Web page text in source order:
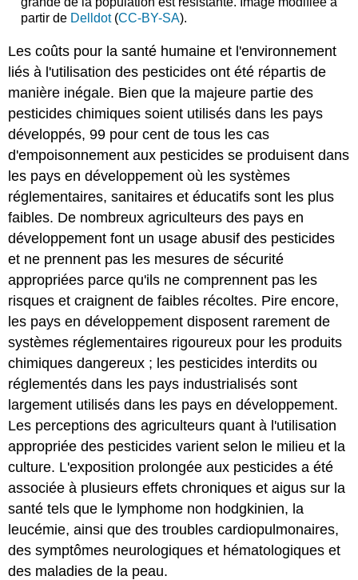
partir de Delldot(CC-BY-SA).
Les coûts pour la santé humaine et l'environnement
liés à l'utilisation des pesticides ont été répartis de
manière inégale. Bien que la majeure partie des
pesticides chimiques soient utilisés dans les pays
développés, 99 pour cent de tous les cas
d'empoisonnement aux pesticides se produisent dans
les pays en développement où les systèmes
réglementaires, sanitaires et éducatifs sont les plus
faibles. De nombreux agriculteurs des pays en
développement font un usage abusif des pesticides
et ne prennent pas les mesures de sécurité
appropriées parce qu'ils ne comprennent pas les
risques et craignent de faibles récoltes. Pire encore,
les pays en développement disposent rarement de
systèmes réglementaires rigoureux pour les produits
chimiques dangereux ; les pesticides interdits ou
réglementés dans les pays industrialisés sont
largement utilisés dans les pays en développement.
Les perceptions des agriculteurs quant à l'utilisation
appropriée des pesticides varient selon le milieu et la
culture. L'exposition prolongée aux pesticides a été
associée à plusieurs effets chroniques et aigus sur la
santé tels que le lymphome non hodgkinien, la
leucémie, ainsi que des troubles cardiopulmonaires,
des symptômes neurologiques et hématologiques et
des maladies de la peau.